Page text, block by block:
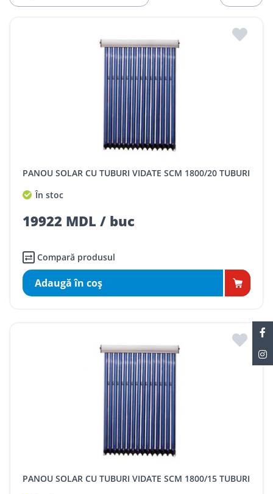
PANOU SOLAR CU TUBURI VIDATE SCM 1800/20 TUBURI
În stoc
19922 MDL / buc
Compară produsul
Adaugă în coş
PANOU SOLAR CU TUBURI VIDATE SCM 1800/15 TUBURI